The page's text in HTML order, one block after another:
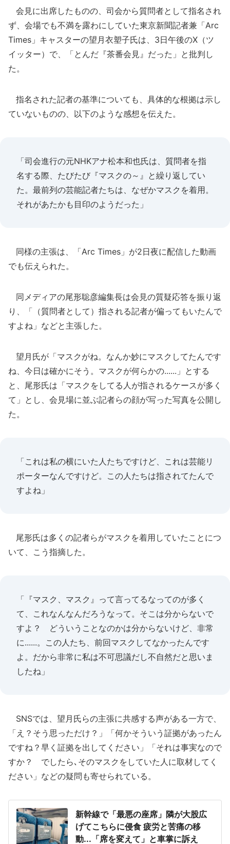
会見に出席したものの、司会から質問者として指名され
ず、会場でも不満を露わにしていた東京新聞記者兼「Arc
Times」キャスターの望月衣塑子氏は、3日午後のX（ツ
イッター）で、「とんだ『茶番会見』だった」と批判し
た。
指名された記者の基準についても、具体的な根拠は示し
ていないものの、以下のような感想を伝えた。
「司会進行の元NHKアナ松本和也氏は、質問者を指
名する際、たびたび『マスクの～』と繰り返してい
た。最前列の芸能記者たちは、なぜかマスクを着用。
それがあたかも目印のようだった」
同様の主張は、「Arc Times」が2日夜に配信した動画
でも伝えられた。
同メディアの尾形聡彦編集長は会見の質疑応答を振り返
り、「（質問者として）指される記者が偏ってもいたんで
すよね」などと主張した。
望月氏が「マスクがね。なんか妙にマスクしてたんです
ね、今日は確かにそう。マスクが何らかの......」とする
と、尾形氏は「マスクをしてる人が指されるケースが多く
て」とし、会見場に並ぶ記者らの顔が写った写真を公開し
た。
「これは私の横にいた人たちですけど、これは芸能リ
ポーターなんですけど。この人たちは指されてたんで
すよね」
尾形氏は多くの記者らがマスクを着用していたことにつ
いて、こう指摘した。
「『マスク、マスク』って言ってるなってのが多く
て、これなんなんだろうなって。そこは分からないで
すよ？ どういうことなのかは分からないけど、非常
に......。この人たち、前回マスクしてなかったんです
よ。だから非常に私は不可思議だし不自然だと思いま
したね」
SNSでは、望月氏らの主張に共感する声がある一方で、
「え？そう思っただけ？」「何かそういう証拠があったん
ですね？早く証拠を出してください」「それは事実なので
すか？ でしたら､そのマスクをしていた人に取材してく
ださい」などの疑問も寄せられている。
新幹線で「最悪の座席」隣が大股広
げてこちらに侵食 疲労と苦痛の移
動...「席を変えて」と車掌に訴え